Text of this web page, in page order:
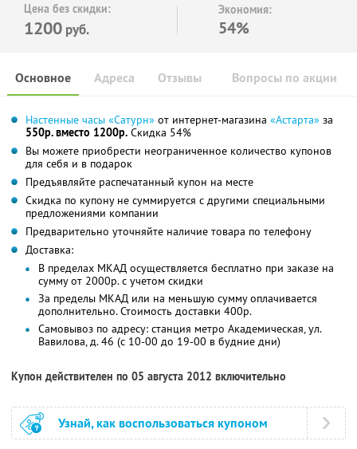
Цена без скидки:
1200 руб.
Экономия:
54%
Основное Отзывы Вопросы по акции
Адреса
Настенные часы «Сатурн» от интернет-магазина «Астарта» за
550р. вместо 1200р. Скидка 54%
Вы можете приобрести неограниченное количество купонов
для себя и в подарок
Предъявляйте распечатанный купон на месте
Скидка по купону не суммируется с другими специальными
предложениями компании
Предварительно уточняйте наличие товара по телефону
Доставка:
В пределах МКАД осуществляется бесплатно при заказе на
сумму от 2000р. с учетом скидки
За пределы МКАД или на меньшую сумму оплачивается
дополнительно. Стоимость доставки 400р.
Самовывоз по адресу: станция метро Академическая, ул.
Вавилова, д. 46 (с 10-00 до 19-00 в будние дни)
Купон действителен по 05 августа 2012 включительно
Узнай, как воспользоваться купоном